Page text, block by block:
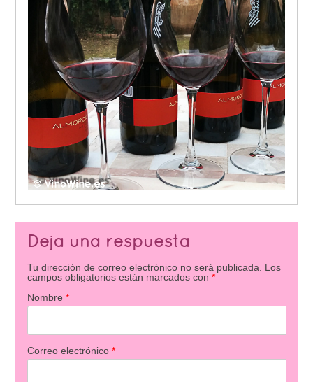
Deja una respuesta
Tu dirección de correo electrónico no será publicada. Los
campos obligatorios están marcados con *
Nombre *
Correo electrónico *